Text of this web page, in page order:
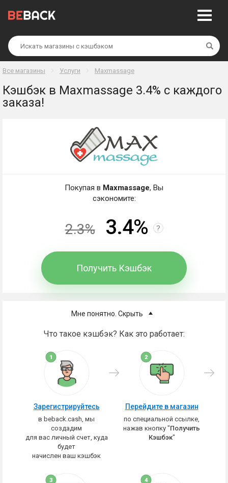
Все магазины Услуги Maxmassage
Кэшбэк в Maxmassage 3.4% с каждого
заказа!
Мне понятно. Скрыть
Что такое кэшбэк? Как это работает:
Зарегистрируйтесь
в beback.cash, мы
создадим
для вас личный счет, куда
будет
начислен ваш кэшбэк
Перейдите в магазин
по специальной ссылке,
нажав кнопку "Получить
Кэшбэк"
Покупая в Maxmassage, Вы
сэкономите:
2.3% 3.4% ?
Получить Кэшбэк